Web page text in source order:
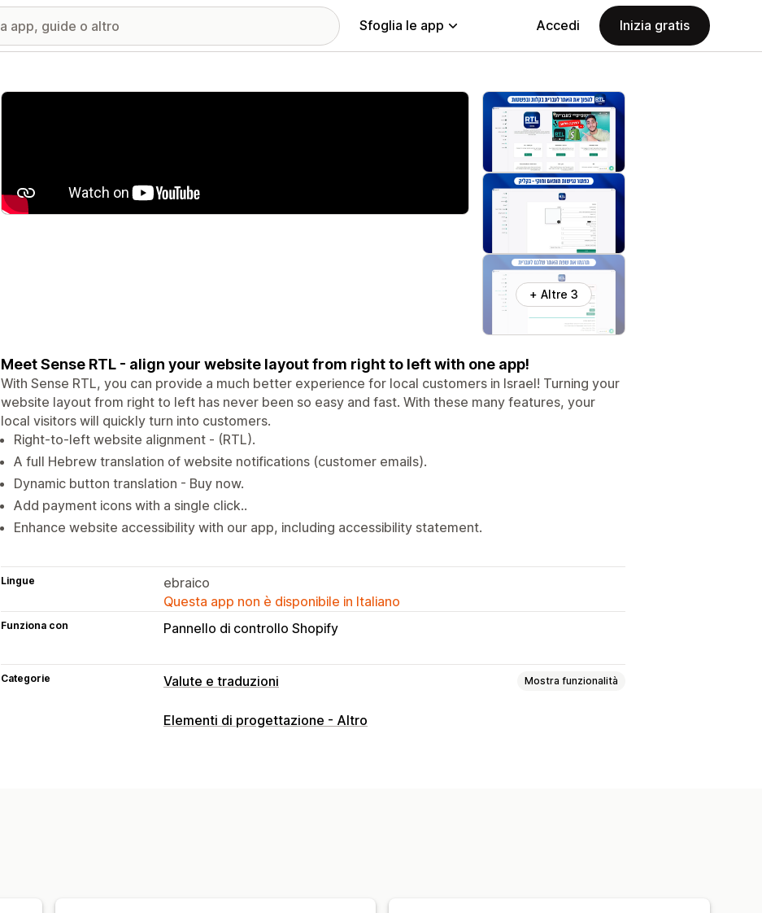
Sfoglia le app Accedi Inizia gratis
Galleria immagini in evidenza
+ Altre 3
Meet Sense RTL - align your website layout from right to left with one app!
With Sense RTL, you can provide a much better experience for local customers in Israel! Turning your
website layout from right to left has never been so easy and fast. With these many features, your
local visitors will quickly turn into customers.
Right-to-left website alignment - (RTL).
A full Hebrew translation of website notifications (customer emails).
Dynamic button translation - Buy now.
Add payment icons with a single click..
Enhance website accessibility with our app, including accessibility statement.
Lingue
ebraico
Questa app non è disponibile in Italiano
Funziona con Pannello di controllo Shopify
Categorie Valute e traduzioni Mostra funzionalità
Traduzione in lingua
Elementi di progettazione - Altro